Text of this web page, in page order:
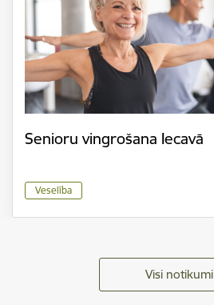
Senioru vingrošana Iecavā
Veselība
Visi notikumi